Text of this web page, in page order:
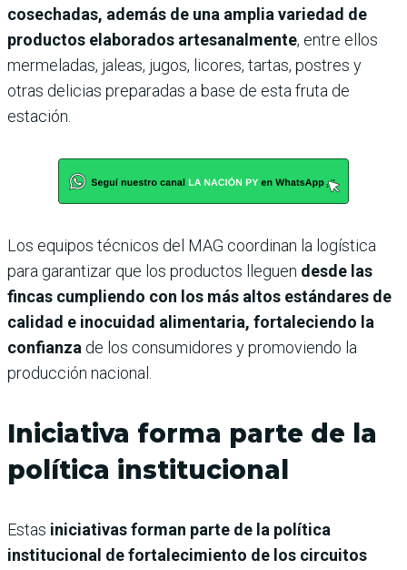
cosechadas, además de una amplia variedad de
productos elaborados artesanalmente, entre ellos
mermeladas, jaleas, jugos, licores, tartas, postres y
otras delicias preparadas a base de esta fruta de
estación.
Los equipos técnicos del MAG coordinan la logística
para garantizar que los productos lleguen desde las
fincas cumpliendo con los más altos estándares de
calidad e inocuidad alimentaria, fortaleciendo la
confianza de los consumidores y promoviendo la
producción nacional.
Iniciativa forma parte de la
política institucional
Estas iniciativas forman parte de la política
institucional de fortalecimiento de los circuitos